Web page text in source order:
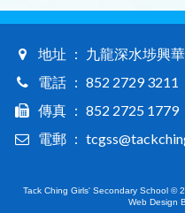
地址 ： 九龍深水埗興
電話 ： 852 2729 3211
傳真 ： 852 2725 1779
電郵 ：
Tack Ching Girls' Secondary School ©
Web Design